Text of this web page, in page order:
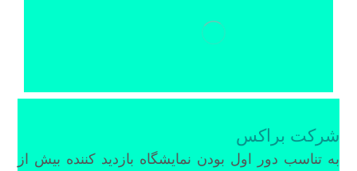
شرکت براکس
به تناسب دور اول بودن نمایشگاه بازدید کننده بیش از